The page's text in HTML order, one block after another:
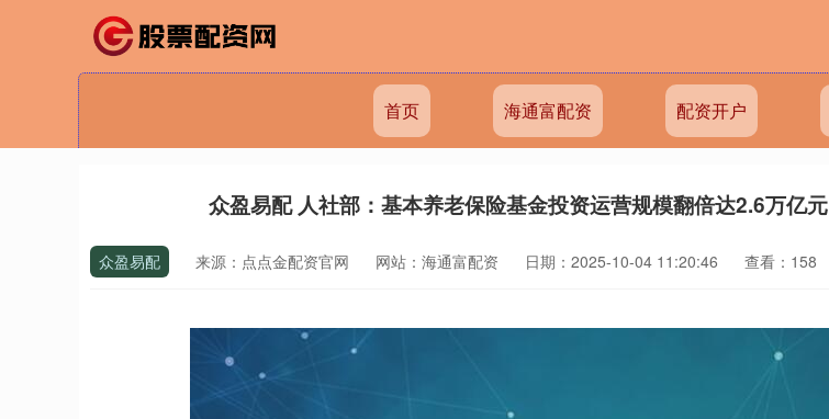
首页 海通富配资 配资开户
众盈易配 人社部：基本养老保险基金投资运营规模翻倍达2.6万亿元
众盈易配 来源：点点金配资官网 网站：海通富配资 日期：2025-10-04 11:20:46 查看：158